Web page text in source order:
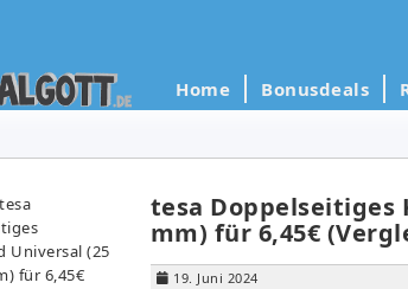
Home Bonusdeals
tesa Doppelseitiges
mm) für 6,45€
19. Juni 2024